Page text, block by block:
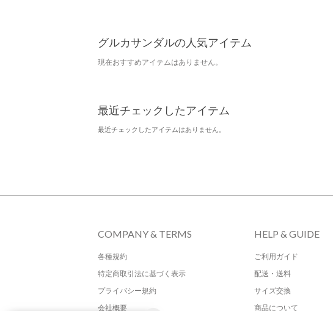
グルカサンダルの人気アイテム
現在おすすめアイテムはありません。
最近チェックしたアイテム
最近チェックしたアイテムはありません。
COMPANY & TERMS
各種規約
特定商取引法に基づく表示
プライバシー規約
会社概要
HELP & GUIDE
ご利用ガイド
配送・送料
サイズ交換
商品について